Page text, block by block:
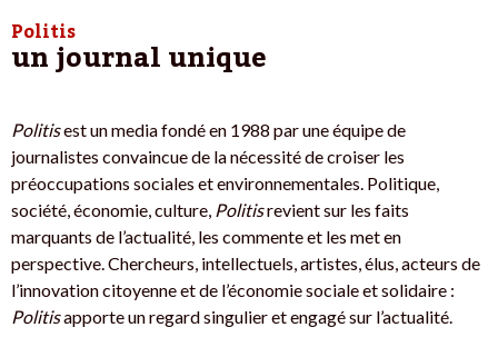
Politis
un journal unique
Politisest un media fondé en 1988 par une équipe de
journalistes convaincue de la nécessité de croiser les
préoccupations sociales et environnementales. Politique,
société, économie, culture, Politisrevient sur les faits
marquants de l’actualité, les commente et les met en
perspective. Chercheurs, intellectuels, artistes, élus, acteurs de
l’innovation citoyenne et de l’économie sociale et solidaire :
Politisapporte un regard singulier et engagé sur l’actualité.